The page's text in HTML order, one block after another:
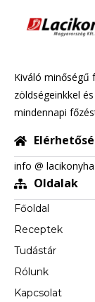
Kiváló minőségű
zöldségeinkkel
mindennapi
info @
Oldalak
Főoldal
Receptek
Tudástár
Rólunk
Kapcsolat